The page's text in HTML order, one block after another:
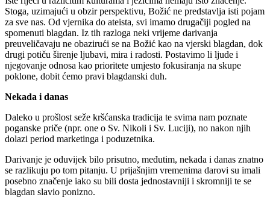
Stoga, uzimajući u obzir perspektivu, Božić ne predstavlja isti pojam
za sve nas. Od vjernika do ateista, svi imamo drugačiji pogled na
spomenuti blagdan. Iz tih razloga neki vrijeme darivanja
preuveličavaju ne obazirući se na Božić kao na vjerski blagdan, dok
drugi potiču širenje ljubavi, mira i radosti. Postavimo li ljude i
njegovanje odnosa kao prioritete umjesto fokusiranja na skupe
poklone, dobit ćemo pravi blagdanski duh.
Nekada i danas
Daleko u prošlost seže kršćanska tradicija te svima nam poznate
poganske priče (npr. one o Sv. Nikoli i Sv. Luciji), no nakon njih
dolazi period marketinga i poduzetnika.
Darivanje je oduvijek bilo prisutno, međutim, nekada i danas znatno
se razlikuju po tom pitanju. U prijašnjim vremenima darovi su imali
posebno značenje iako su bili dosta jednostavniji i skromniji te se
blagdan slavio ponizno.